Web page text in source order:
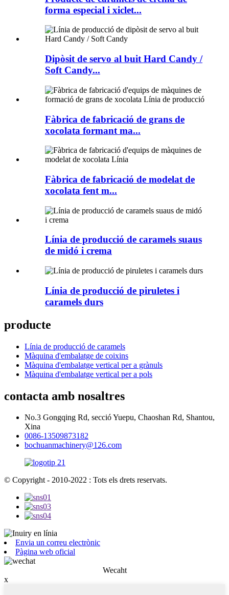
forma especial i xiclet...
Dipòsit de servo al buit Hard Candy /
Soft Candy...
Fàbrica de fabricació de grans de
xocolata formant ma...
Fàbrica de fabricació de modelat de
xocolata fent m...
Línia de producció de caramels suaus
de midó i crema
Línia de producció de piruletes i
caramels durs
producte
Línia de producció de caramels
Màquina d'embalatge de coixins
Màquina d'embalatge vertical per a grànuls
Màquina d'embalatge vertical per a pols
contacta amb nosaltres
No.3 Gongqing Rd, secció Yuepu, Chaoshan Rd, Shantou,
Xina
0086-13509873182
bochuanmachinery@126.com
© Copyright - 2010-2022 : Tots els drets reservats.
Envia un correu electrònic
Pàgina web oficial
Wecaht
x